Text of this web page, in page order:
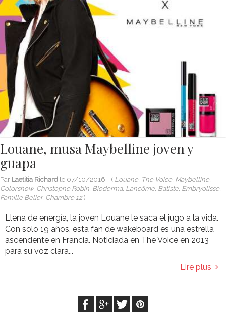
Louane, musa Maybelline joven y
guapa
Par Laetitia Richard le 07/10/2016 - ( Louane, The Voice, Maybelline,
Colorshow, Christophe Robin, Bioderma, Lancôme, Batiste, Embryolisse,
Famille Belier, Chambre 12)
Llena de energía, la joven Louane le saca el jugo a la vida.
Con solo 19 años, esta fan de wakeboard es una estrella
ascendente en Francia. Noticiada en The Voice en 2013
para su voz clara...
Lire plus